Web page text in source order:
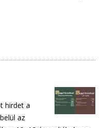
hirdet a
az